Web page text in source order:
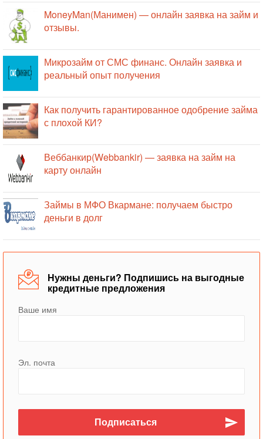
MoneyMan(Манимен) — онлайн заявка на займ и
отзывы.
Микрозайм от СМС финанс. Онлайн заявка и
реальный опыт получения
Как получить гарантированное одобрение займа
с плохой КИ?
Веббанкир(Webbankir) — заявка на займ на
карту онлайн
Займы в МФО Вкармане: получаем быстро
деньги в долг
Нужны деньги? Подпишись на выгодные
кредитные предложения
Ваше имя
Эл. почта